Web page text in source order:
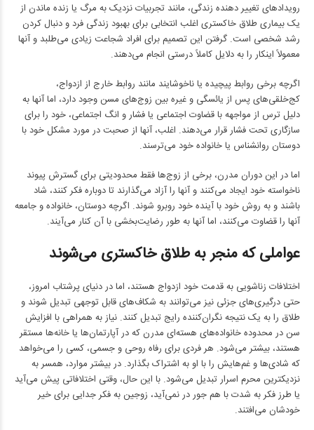
رویدادهای تغییر دهنده زندگی، مانند تجربیات نزدیک به مرگ یا زنده ماندن از
یک بیماری طلاق خاکستری اغلب انتخابی برای بهبود زندگی فرد و دنبال کردن
رشد شخصی است. گرفتن این تصمیم برای افراد شجاعت زیادی می‌طلبد و آنها
معمولاً اینکار را به دلایل کاملاً درستی انجام می‌دهند.
اگرچه برخی روابط پیچیده یا ناخوشایند مانند روابط خارج از ازدواج،
کج‌خلقی‌های پس از یائسگی و غیره بین زوج‌های مسن وجود دارد، اما آنها به
دلیل ترس از مواجهه با قضاوت اجتماعی یا فشار و انگ اجتماعی، خود را برای
سازگاری تحت فشار قرار می‌دهند. اغلب، آنها از صحبت در مورد مشکل خود با
دوستان روانشناس یا خانواده خود می‌ترسند.
اما در این دوران مدرن، برخی از زوج‌ها فقط محدودیتی برای گسترش پیوند
ناخواسته خود ایجاد می‌کنند و آنها را آزاد می‌گذارند تا دوباره فکر کنند، شاد
باشند و به روش خود با آینده خود روبرو شوند. اگرچه دوستان، خانواده و جامعه
آنها را قضاوت می‌کنند، اما آنها به طور رضایت‌بخشی با آن کنار می‌آیند.
عواملی که منجر به طلاق خاکستری می‌شوند
اختلافات زناشویی به قدمت خود ازدواج هستند، اما در دنیای پرشتاب امروز،
حتی درگیری‌های جزئی نیز می‌توانند به شکاف‌های قابل توجهی تبدیل شوند و
طلاق را به یک نتیجه نگران‌کننده رایج تبدیل کنند. نیاز به همراهی با افزایش
سن در محدوده خانواده‌های هسته‌ای مدرن که در آپارتمان‌ها یا خانه‌ها مستقر
هستند، بیشتر می‌شود. هر فردی برای رفاه روحی و جسمی، کسی را می‌خواهد
که شادی‌ها و غم‌هایش را با او به اشتراک بگذارد. در بیشتر موارد، همسر به
نزدیکترین محرم اسرار تبدیل می‌شود. با این حال، وقتی اختلافاتی پیش می‌آید
یا طرز فکر به شدت با هم جور در نمی‌آید، زوجین به فکر جدایی برای خیر
خودشان می‌افتند.